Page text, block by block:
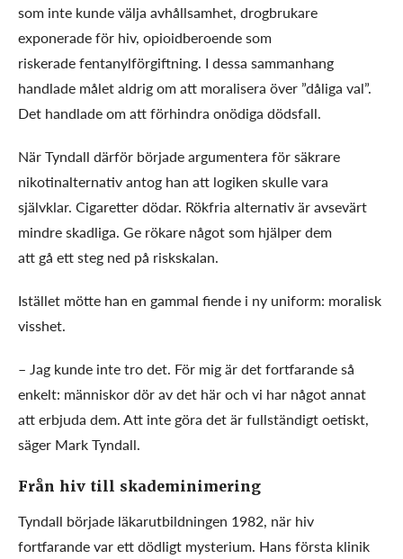
som inte kunde välja avhållsamhet, drogbrukare
exponerade för hiv, opioidberoende som
riskerade fentanylförgiftning. I dessa sammanhang
handlade målet aldrig om att moralisera över ”dåliga val”.
Det handlade om att förhindra onödiga dödsfall.
När Tyndall därför började argumentera för säkrare
nikotinalternativ antog han att logiken skulle vara
självklar. Cigaretter dödar. Rökfria alternativ är avsevärt
mindre skadliga. Ge rökare något som hjälper dem
att gå ett steg ned på riskskalan.
Istället mötte han en gammal fiende i ny uniform: moralisk
visshet.
– Jag kunde inte tro det. För mig är det fortfarande så
enkelt: människor dör av det här och vi har något annat
att erbjuda dem. Att inte göra det är fullständigt oetiskt,
säger Mark Tyndall.
Från hiv till skademinimering
Tyndall började läkarutbildningen 1982, när hiv
fortfarande var ett dödligt mysterium. Hans första klinik